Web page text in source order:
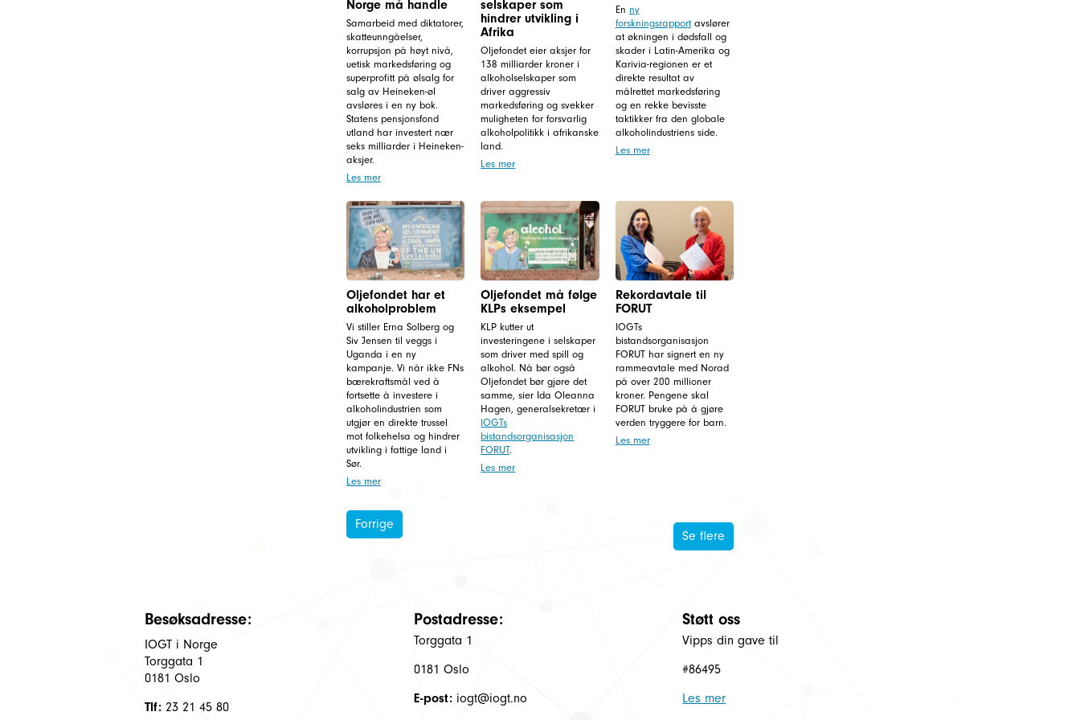
Norge må handle
Samarbeid med diktatorer,
skatteunngåelser,
korrupsjon på høyt nivå,
uetisk markedsføring og
superprofitt på ølsalg for
salg av Heineken-øl
avsløres i en ny bok.
Statens pensjonsfond
utland har investert nær
seks milliarder i Heineken-
aksjer.
Les mer
selskaper som
hindrer utvikling i
Afrika
Oljefondet eier aksjer for
138 milliarder kroner i
alkoholselskaper som
driver aggressiv
markedsføring og svekker
muligheten for forsvarlig
alkoholpolitikk i afrikanske
land.
Les mer
En ny
forskningsrapportavslører
at økningen i dødsfall og
skader i Latin-Amerika og
Karivia-regionen er et
direkte resultat av
målrettet markedsføring
og en rekke bevisste
taktikker fra den globale
alkoholindustriens side.
Les mer
Oljefondet har et
alkoholproblem
Vi stiller Erna Solberg og
Siv Jensen til veggs i
Uganda i en ny
kampanje. Vi når ikke FNs
bærekraftsmål ved å
fortsette å investere i
alkoholindustrien som
utgjør en direkte trussel
mot folkehelsa og hindrer
utvikling i fattige land i
Sør.
Les mer
Oljefondet må følge
KLPs eksempel
KLP kutter ut
investeringene i selskaper
som driver med spill og
alkohol. Nå bør også
Oljefondet bør gjøre det
samme, sier Ida Oleanna
Hagen, generalsekretær i
IOGTs
bistandsorganisasjon
FORUT.
Les mer
Rekordavtale til
FORUT
IOGTs
bistandsorganisasjon
FORUT har signert en ny
rammeavtale med Norad
på over 200 millioner
kroner. Pengene skal
FORUT bruke på å gjøre
verden tryggere for barn.
Les mer
Forrige
Se flere
Besøksadresse:
IOGT i Norge
Torggata 1
0181 Oslo
Tlf: 23 21 45 80
Postadresse:
Torggata 1
0181 Oslo
E-post:iogt@iogt.no
Støtt oss
Vipps din gave til
#86495
Les mer